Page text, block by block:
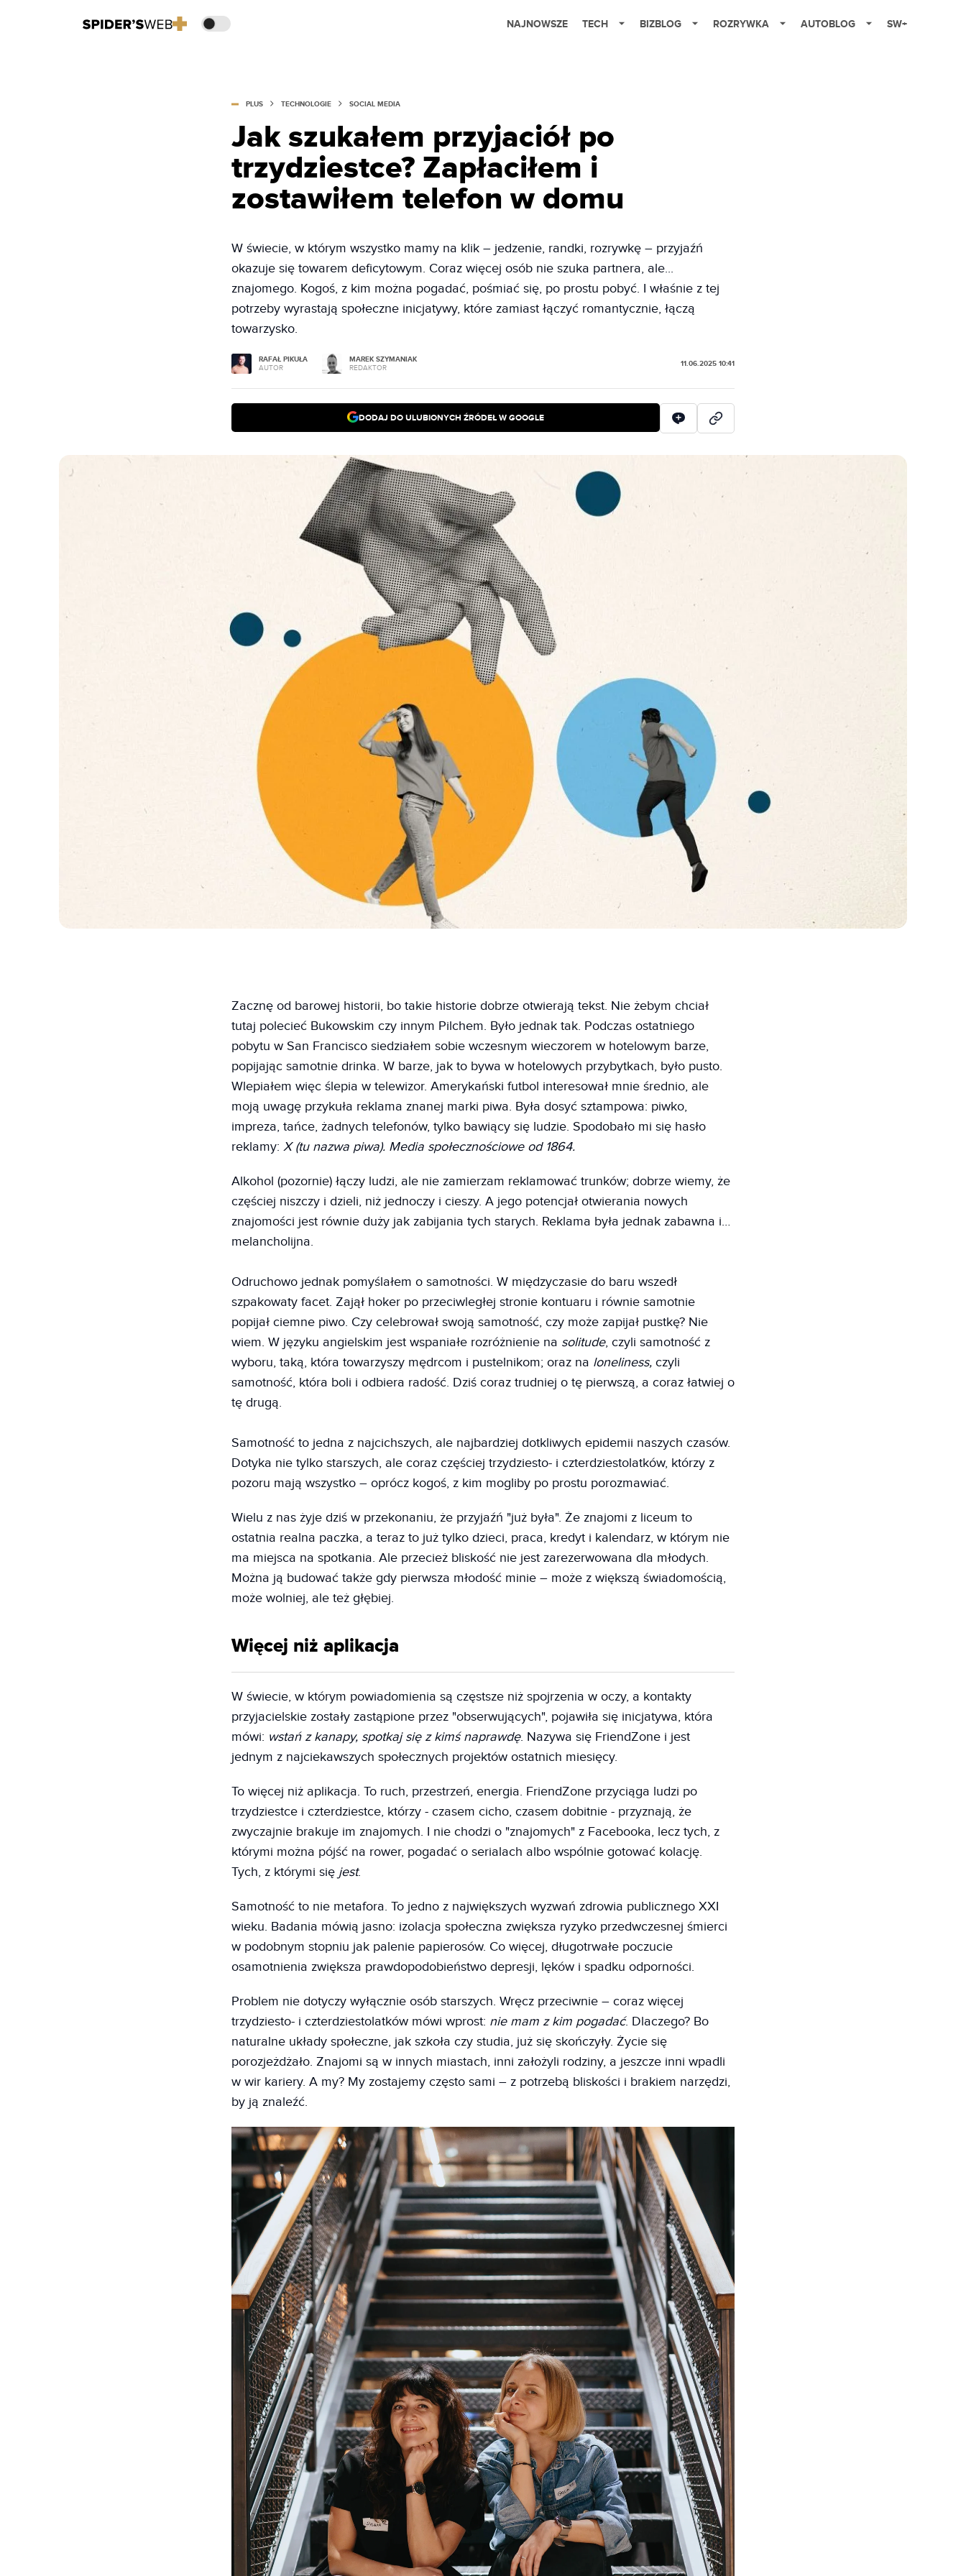
NAJNOWSZE TECH BIZBLOG ROZRYWKA AUTOBLOG SW+
PLUS TECHNOLOGIE SOCIAL MEDIA
Jak szukałem przyjaciół po
trzydziestce? Zapłaciłem i
zostawiłem telefon w domu
W świecie, w którym wszystko mamy na klik – jedzenie, randki, rozrywkę – przyjaźń
okazuje się towarem deficytowym. Coraz więcej osób nie szuka partnera, ale...
znajomego. Kogoś, z kim można pogadać, pośmiać się, po prostu pobyć. I właśnie z tej
potrzeby wyrastają społeczne inicjatywy, które zamiast łączyć romantycznie, łączą
towarzysko.
RAFAŁ PIKUŁA
AUTOR
MAREK SZYMANIAK
REDAKTOR
11.06.2025 10:41
DODAJ DO ULUBIONYCH ŹRÓDEŁ W GOOGLE
Zacznę od barowej historii, bo takie historie dobrze otwierają tekst. Nie żebym chciał
tutaj polecieć Bukowskim czy innym Pilchem. Było jednak tak. Podczas ostatniego
pobytu w San Francisco siedziałem sobie wczesnym wieczorem w hotelowym barze,
popijając samotnie drinka. W barze, jak to bywa w hotelowych przybytkach, było pusto.
Wlepiałem więc ślepia w telewizor. Amerykański futbol interesował mnie średnio, ale
moją uwagę przykuła reklama znanej marki piwa. Była dosyć sztampowa: piwko,
impreza, tańce, żadnych telefonów, tylko bawiący się ludzie. Spodobało mi się hasło
reklamy: X (tu nazwa piwa). Media społecznościowe od 1864.
Alkohol (pozornie) łączy ludzi, ale nie zamierzam reklamować trunków; dobrze wiemy, że
częściej niszczy i dzieli, niż jednoczy i cieszy. A jego potencjał otwierania nowych
znajomości jest równie duży jak zabijania tych starych. Reklama była jednak zabawna i…
melancholijna.
Odruchowo jednak pomyślałem o samotności. W międzyczasie do baru wszedł
szpakowaty facet. Zajął hoker po przeciwległej stronie kontuaru i równie samotnie
popijał ciemne piwo. Czy celebrował swoją samotność, czy może zapijał pustkę? Nie
wiem. W języku angielskim jest wspaniałe rozróżnienie na solitude, czyli samotność z
wyboru, taką, która towarzyszy mędrcom i pustelnikom; oraz na loneliness, czyli
samotność, która boli i odbiera radość. Dziś coraz trudniej o tę pierwszą, a coraz łatwiej o
tę drugą.
Samotność to jedna z najcichszych, ale najbardziej dotkliwych epidemii naszych czasów.
Dotyka nie tylko starszych, ale coraz częściej trzydziesto- i czterdziestolatków, którzy z
pozoru mają wszystko – oprócz kogoś, z kim mogliby po prostu porozmawiać.
Wielu z nas żyje dziś w przekonaniu, że przyjaźń "już była". Że znajomi z liceum to
ostatnia realna paczka, a teraz to już tylko dzieci, praca, kredyt i kalendarz, w którym nie
ma miejsca na spotkania. Ale przecież bliskość nie jest zarezerwowana dla młodych.
Można ją budować także gdy pierwsza młodość minie – może z większą świadomością,
może wolniej, ale też głębiej.
Więcej niż aplikacja
W świecie, w którym powiadomienia są częstsze niż spojrzenia w oczy, a kontakty
przyjacielskie zostały zastąpione przez "obserwujących", pojawiła się inicjatywa, która
mówi: wstań z kanapy, spotkaj się z kimś naprawdę. Nazywa się FriendZone i jest
jednym z najciekawszych społecznych projektów ostatnich miesięcy.
To więcej niż aplikacja. To ruch, przestrzeń, energia. FriendZone przyciąga ludzi po
trzydziestce i czterdziestce, którzy - czasem cicho, czasem dobitnie - przyznają, że
zwyczajnie brakuje im znajomych. I nie chodzi o "znajomych" z Facebooka, lecz tych, z
którymi można pójść na rower, pogadać o serialach albo wspólnie gotować kolację.
Tych, z którymi się jest.
Samotność to nie metafora. To jedno z największych wyzwań zdrowia publicznego XXI
wieku. Badania mówią jasno: izolacja społeczna zwiększa ryzyko przedwczesnej śmierci
w podobnym stopniu jak palenie papierosów. Co więcej, długotrwałe poczucie
osamotnienia zwiększa prawdopodobieństwo depresji, lęków i spadku odporności.
Problem nie dotyczy wyłącznie osób starszych. Wręcz przeciwnie – coraz więcej
trzydziesto- i czterdziestolatków mówi wprost: nie mam z kim pogadać. Dlaczego? Bo
naturalne układy społeczne, jak szkoła czy studia, już się skończyły. Życie się
porozjeżdżało. Znajomi są w innych miastach, inni założyli rodziny, a jeszcze inni wpadli
w wir kariery. A my? My zostajemy często sami – z potrzebą bliskości i brakiem narzędzi,
by ją znaleźć.